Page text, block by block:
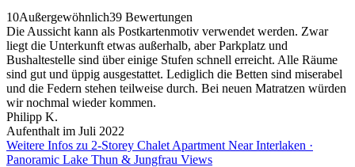
10Außergewöhnlich39 Bewertungen
Die Aussicht kann als Postkartenmotiv verwendet werden. Zwar
liegt die Unterkunft etwas außerhalb, aber Parkplatz und
Bushaltestelle sind über einige Stufen schnell erreicht. Alle Räume
sind gut und üppig ausgestattet. Lediglich die Betten sind miserabel
und die Federn stehen teilweise durch. Bei neuen Matratzen würden
wir nochmal wieder kommen.
Philipp K.
Aufenthalt im Juli 2022
Weitere Infos zu 2-Storey Chalet Apartment Near Interlaken ·
Panoramic Lake Thun & Jungfrau Views